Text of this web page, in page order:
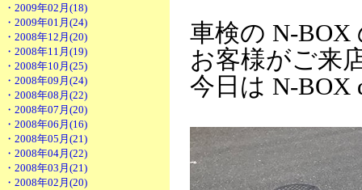
・2009年02月(18)
・2009年01月(24)
・2008年12月(20)
・2008年11月(19)
・2008年10月(25)
・2008年09月(24)
・2008年08月(22)
・2008年07月(20)
・2008年06月(16)
・2008年05月(21)
・2008年04月(22)
・2008年03月(21)
・2008年02月(20)
車検の N-BOX
お客様がご来
今日は N-BOX